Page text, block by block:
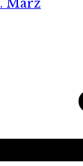
März